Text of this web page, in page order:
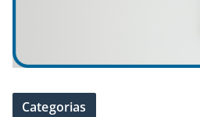
Categorias